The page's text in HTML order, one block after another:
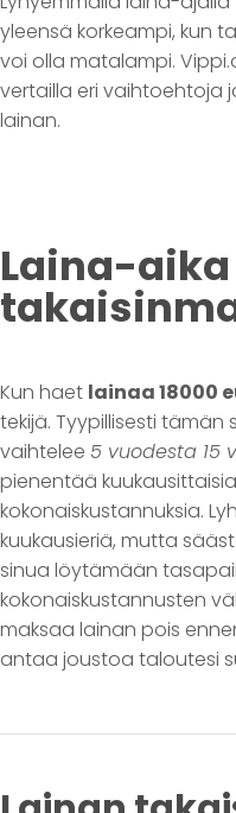
yleensä korkeampi, kun
voi olla matalampi.
vertailla eri vaihtoehtoja
lainan.
Laina-
Kun haet lainaa 18000
tekijä. Tyypillisesti tämän
vaihtelee 5 vuodesta 15
pienentää
kokonaiskustannuksia.
kuukausieriä, mutta
sinua löytämään
kokonaiskustannusten
maksaa lainan pois
antaa joustoa taloutesi